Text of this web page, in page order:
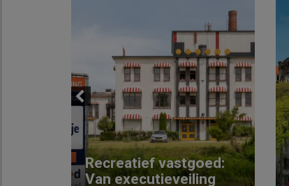
Previous
Recreatief vastgoed:
Van executieveiling